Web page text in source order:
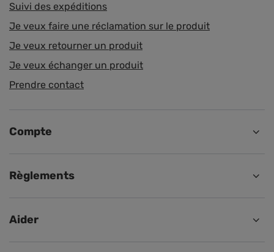
Suivi des expéditions
Je veux faire une réclamation sur le produit
Je veux retourner un produit
Je veux échanger un produit
Prendre contact
Compte
Règlements
Aider